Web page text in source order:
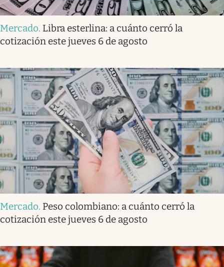
Mercado. Libra esterlina: a cuánto cerró la
cotización este jueves 6 de agosto
Mercado. Peso colombiano: a cuánto cerró la
cotización este jueves 6 de agosto